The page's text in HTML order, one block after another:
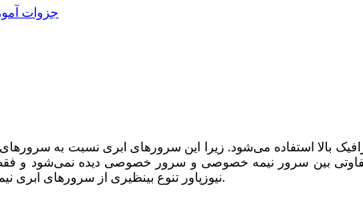
جزوات
بالا استفاده می‌شود. زیرا این سرورهای ابری نسبت به
بین سرور نیمه خصوصی و سرور خصوصی دیده نمی‌شود و فقط
نیوزپاور تنوع بینظیری از سرورهای ابری نیمه خصوصی یا نیمه اختصاصی ارائه شده است.